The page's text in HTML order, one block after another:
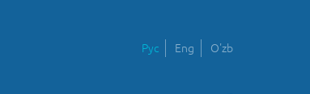
Рус Eng O'zb